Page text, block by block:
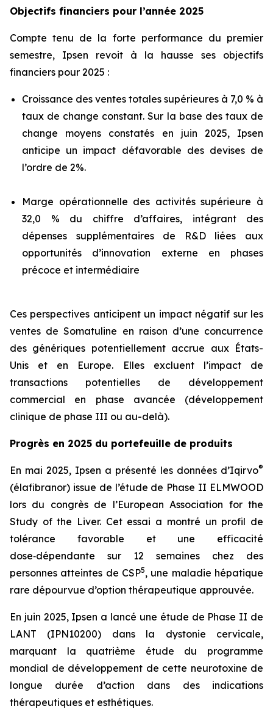
Objectifs financiers pour l’année 2025
Compte tenu de la forte performance du premier
semestre, Ipsen revoit à la hausse ses objectifs
financiers pour 2025 :
Croissance des ventes totales supérieures à 7,0 % à
taux de change constant. Sur la base des taux de
change moyens constatés en juin 2025, Ipsen
anticipe un impact défavorable des devises de
l’ordre de 2%.
Marge opérationnelle des activités supérieure à
32,0 % du chiffre d’affaires, intégrant des
dépenses supplémentaires de R&D liées aux
opportunités d’innovation externe en phases
précoce et intermédiaire
Ces perspectives anticipent un impact négatif sur les
ventes de Somatuline en raison d’une concurrence
des génériques potentiellement accrue aux États-
Unis et en Europe. Elles excluent l’impact de
transactions potentielles de développement
commercial en phase avancée (développement
clinique de phase III ou au-delà).
Progrès en 2025 du portefeuille de produits
En mai 2025, Ipsen a présenté les données d’Iqirvo®
(élafibranor) issue de l’étude de Phase II ELMWOOD
lors du congrès de l’European Association for the
Study of the Liver. Cet essai a montré un profil de
tolérance favorable et une efficacité
dose‑dépendante sur 12 semaines chez des
personnes atteintes de CSP5, une maladie hépatique
rare dépourvue d’option thérapeutique approuvée.
En juin 2025, Ipsen a lancé une étude de Phase II de
LANT (IPN10200) dans la dystonie cervicale,
marquant la quatrième étude du programme
mondial de développement de cette neurotoxine de
longue durée d’action dans des indications
thérapeutiques et esthétiques.